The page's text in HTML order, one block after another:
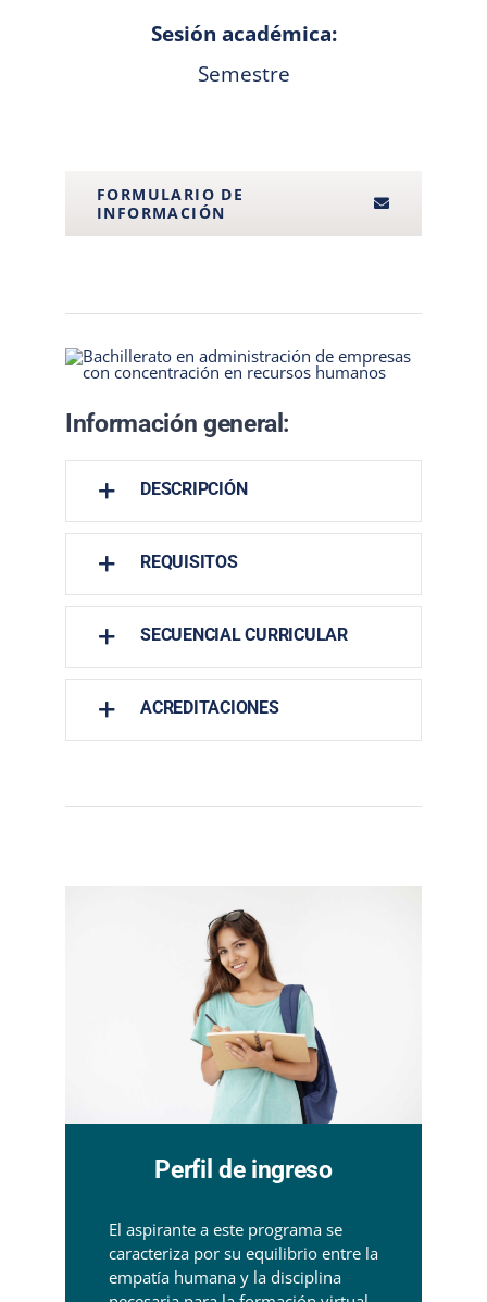
Sesión académica:
Semestre
FORMULARIO DE
INFORMACIÓN
Información general:
DESCRIPCIÓN
REQUISITOS
SECUENCIAL CURRICULAR
ACREDITACIONES
Perfil de ingreso
El aspirante a este programa se
caracteriza por su equilibrio entre la
empatía humana y la disciplina